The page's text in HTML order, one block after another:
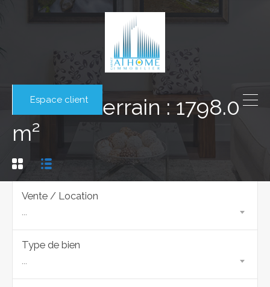
Espace client
Surface terrain : 1798.0
m²
Vente / Location
...
Type de bien
...